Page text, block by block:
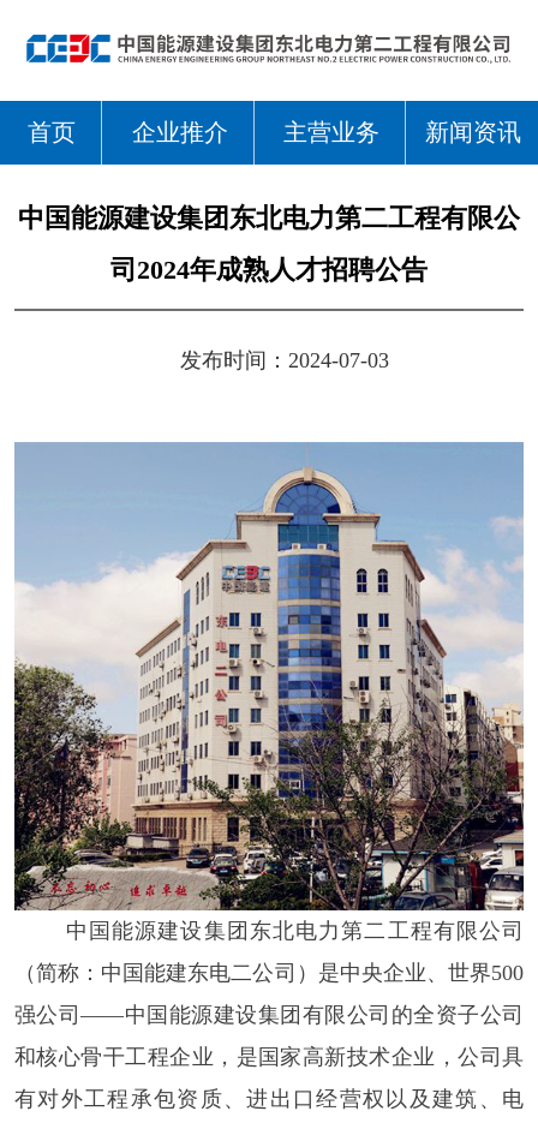
首页 企业推介 主营业务 新闻资讯
中国能源建设集团东北电力第二工程有限公
司2024年成熟人才招聘公告
发布时间：2024-07-03
中国能源建设集团东北电力第二工程有限公司
（简称：中国能建东电二公司）是中央企业、世界500
强公司——中国能源建设集团有限公司的全资子公司
和核心骨干工程企业，是国家高新技术企业，公司具
有对外工程承包资质、进出口经营权以及建筑、电